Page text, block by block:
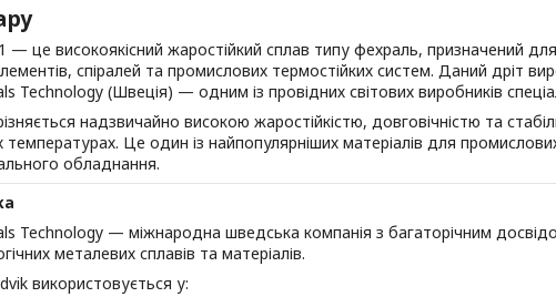
— це високоякісний жаростійкий сплав типу фехраль, призначений
спіралей та промислових термостійких систем. Даний дріт
Technology (Швеція) — одним із провідних світових виробників
надзвичайно високою жаростійкістю, довговічністю та
температурах. Це один із найпопулярніших матеріалів для
обладнання.
Technology — міжнародна шведська компанія з багаторічним
металевих сплавів та матеріалів.
використовується у: